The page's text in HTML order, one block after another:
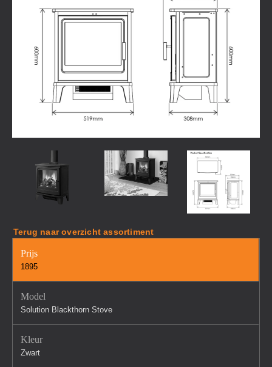
Terug naar overzicht assortiment
Prijs
1895
Model
Solution Blackthorn Stove
Kleur
Zwart